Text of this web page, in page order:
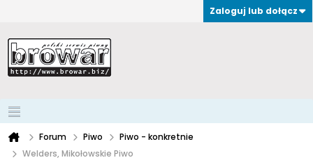
Zaloguj lub dołącz
Forum Piwo
Piwo - konkretnie
Welders, Mikołowskie Piwo